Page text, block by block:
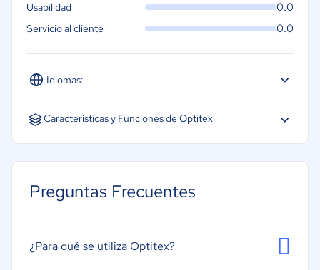
Idiomas:
Español Inglés
Usabilidad 0.0
Servicio al cliente 0.0
Características y Funciones de Optitex
Gestión de proveedores
Herramientas CAD
Preguntas Frecuentes
¿Para qué se utiliza Optitex?